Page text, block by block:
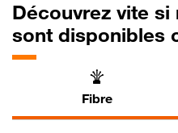
Découvrez vite
sont disponibles
Fibre